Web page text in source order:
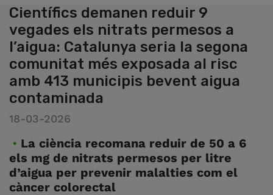
Científics demanen reduir 9
vegades els nitrats permesos a
l’aigua: Catalunya seria la segona
comunitat més exposada al risc
amb 413 municipis bevent aigua
contaminada
18-03-2026
La ciència recomana reduir de 50 a 6
els mg de nitrats permesos per litre
d’aigua per prevenir malalties com el
càncer colorectal